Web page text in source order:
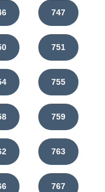
747
751
755
759
763
767